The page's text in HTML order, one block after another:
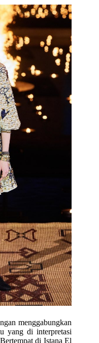
menggabungkan
yang di interpretasi
di Istana El